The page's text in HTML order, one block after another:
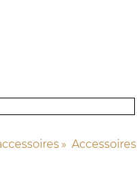
‪» Accessoires